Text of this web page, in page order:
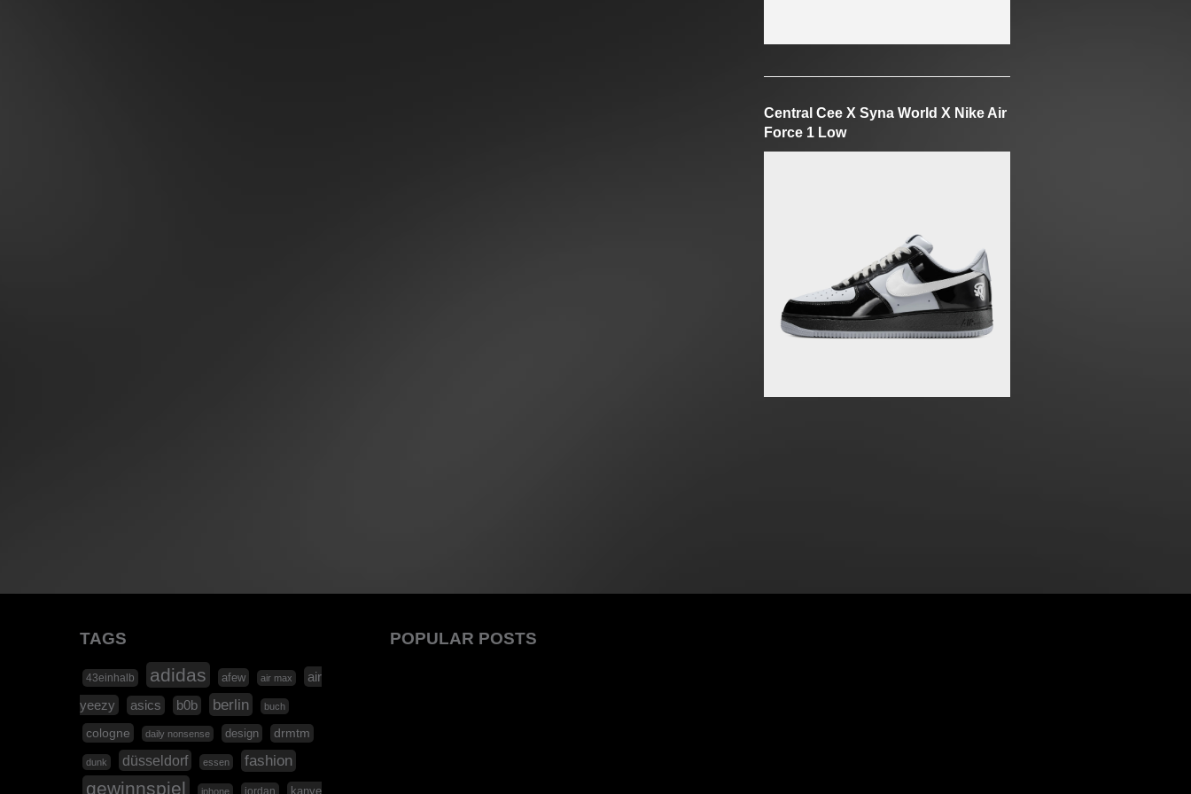
Central Cee X Syna World X Nike Air
Force 1 Low
TAGS
43einhalb adidas afew air max
air
yeezy
asics b0b berlin buch
cologne daily nonsense design drmtm
dunk düsseldorf essen fashion
gewinnspiel iphone jordan kanye
POPULAR POSTS